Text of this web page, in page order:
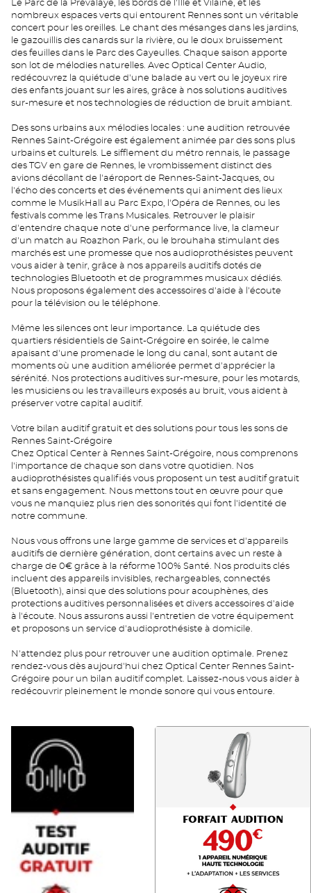
Le Parc de la Prévalaye, les bords de l'Ille et Vilaine, et les
nombreux espaces verts qui entourent Rennes sont un véritable
concert pour les oreilles. Le chant des mésanges dans les jardins,
le gazouillis des canards sur la rivière, ou le doux bruissement
des feuilles dans le Parc des Gayeulles. Chaque saison apporte
son lot de mélodies naturelles. Avec Optical Center Audio,
redécouvrez la quiétude d'une balade au vert ou le joyeux rire
des enfants jouant sur les aires, grâce à nos solutions auditives
sur-mesure et nos technologies de réduction de bruit ambiant.
Des sons urbains aux mélodies locales : une audition retrouvée
Rennes Saint-Grégoire est également animée par des sons plus
urbains et culturels. Le sifflement du métro rennais, le passage
des TGV en gare de Rennes, le vrombissement distinct des
avions décollant de l'aéroport de Rennes-Saint-Jacques, ou
l'écho des concerts et des événements qui animent des lieux
comme le MusikHall au Parc Expo, l'Opéra de Rennes, ou les
festivals comme les Trans Musicales. Retrouver le plaisir
d'entendre chaque note d'une performance live, la clameur
d'un match au Roazhon Park, ou le brouhaha stimulant des
marchés est une promesse que nos audioprothésistes peuvent
vous aider à tenir, grâce à nos appareils auditifs dotés de
technologies Bluetooth et de programmes musicaux dédiés.
Nous proposons également des accessoires d'aide à l'écoute
pour la télévision ou le téléphone.
Même les silences ont leur importance. La quiétude des
quartiers résidentiels de Saint-Grégoire en soirée, le calme
apaisant d'une promenade le long du canal, sont autant de
moments où une audition améliorée permet d'apprécier la
sérénité. Nos protections auditives sur-mesure, pour les motards,
les musiciens ou les travailleurs exposés au bruit, vous aident à
préserver votre capital auditif.
Votre bilan auditif gratuit et des solutions pour tous les sons de
Rennes Saint-Grégoire
Chez Optical Center à Rennes Saint-Grégoire, nous comprenons
l'importance de chaque son dans votre quotidien. Nos
audioprothésistes qualifiés vous proposent un test auditif gratuit
et sans engagement. Nous mettons tout en œuvre pour que
vous ne manquiez plus rien des sonorités qui font l'identité de
notre commune.
Nous vous offrons une large gamme de services et d'appareils
auditifs de dernière génération, dont certains avec un reste à
charge de 0€ grâce à la réforme 100% Santé. Nos produits clés
incluent des appareils invisibles, rechargeables, connectés
(Bluetooth), ainsi que des solutions pour acouphènes, des
protections auditives personnalisées et divers accessoires d'aide
à l'écoute. Nous assurons aussi l'entretien de votre équipement
et proposons un service d'audioprothésiste à domicile.
N'attendez plus pour retrouver une audition optimale. Prenez
rendez-vous dès aujourd'hui chez Optical Center Rennes Saint-
Grégoire pour un bilan auditif complet. Laissez-nous vous aider à
redécouvrir pleinement le monde sonore qui vous entoure.
AUDIO